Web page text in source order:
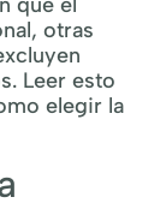
otras
Leer esto
elegir la